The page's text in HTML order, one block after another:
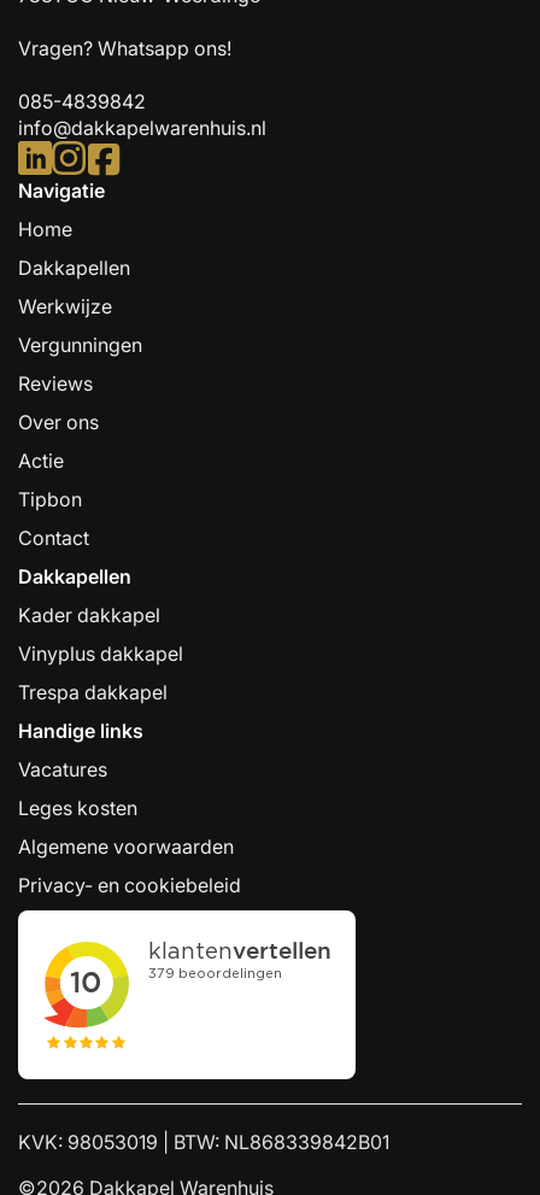
Vragen? Whatsapp ons!
085-4839842
info@dakkapelwarenhuis.nl
Navigatie
Home
Dakkapellen
Werkwijze
Vergunningen
Reviews
Over ons
Actie
Tipbon
Contact
Dakkapellen
Kader dakkapel
Vinyplus dakkapel
Trespa dakkapel
Handige links
Vacatures
Leges kosten
Algemene voorwaarden
Privacy- en cookiebeleid
©2026 Dakkapel Warenhuis
KVK: 98053019 | BTW: NL868339842B01